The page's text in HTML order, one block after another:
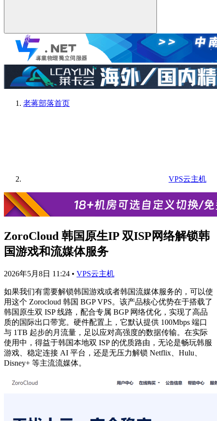
老蒋部落首页
VPS云主机
ZoroCloud 韩国原生IP 双ISP网络解锁韩
国游戏和流媒体服务
2026年5月8日 11:24 • VPS云主机
如果我们有需要解锁韩国游戏或者韩国流媒体服务的，可以使
用这个 Zorocloud 韩国 BGP VPS。该产品核心优势在于搭载了
韩国原生双 ISP 线路，配合专属 BGP 网络优化，实现了高品
质的国际出口带宽。硬件配置上，它默认提供 100Mbps 端口
与 1TB 起步的月流量，足以应对高强度的数据传输。在实际
使用中，得益于韩国本地双 ISP 的优质路由，无论是畅玩韩服
游戏、稳定连接 AI 平台，还是无压力解锁 Netflix、Hulu、
Disney+ 等主流流媒体。